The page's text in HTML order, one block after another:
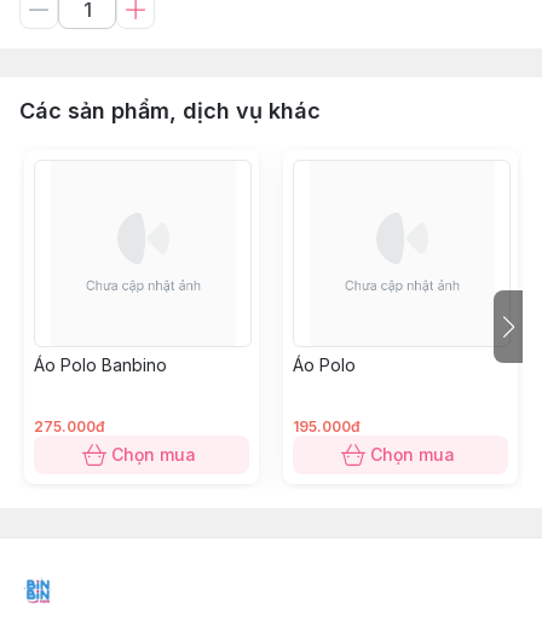
Các sản phẩm, dịch vụ khác
Áo Polo Banbino
275.000đ
Chọn mua
Áo Polo
195.000đ
Chọn mua